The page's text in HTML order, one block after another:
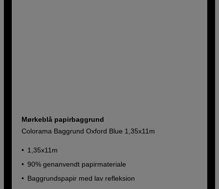
Mørkeblå papirbaggrund
Colorama Baggrund Oxford Blue 1,35x11m
1,35x11m
90% genanvendt papirmateriale
Baggrundspapir med lav refleksion